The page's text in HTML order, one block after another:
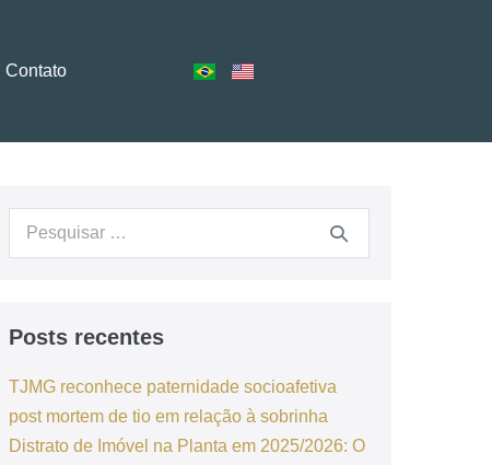
Contato
Posts recentes
TJMG reconhece paternidade socioafetiva
post mortem de tio em relação à sobrinha
Distrato de Imóvel na Planta em 2025/2026: O